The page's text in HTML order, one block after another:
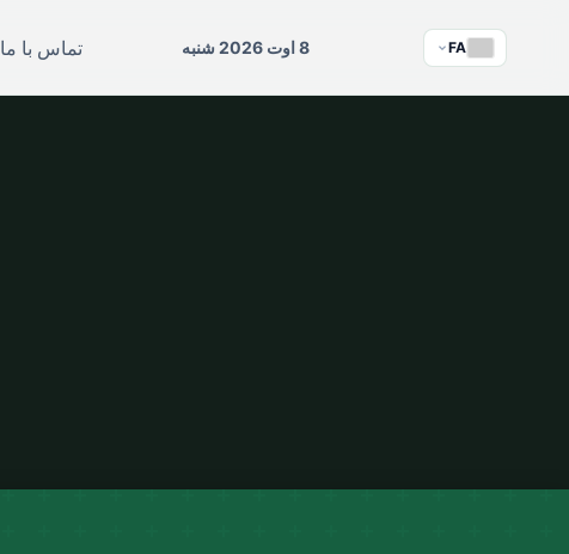
تماس با ما 8 اوت 2026 شنبه FA